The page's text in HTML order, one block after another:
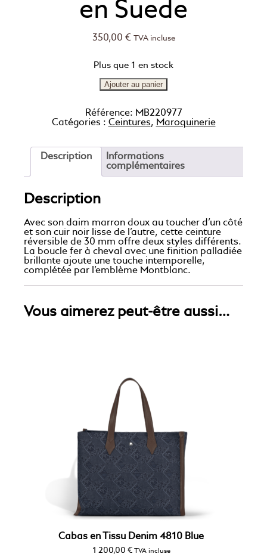
en Suede
350,00 € TVA incluse
Plus que 1 en stock
Ajouter au panier
Référence: MB220977
Catégories : Ceintures, Maroquinerie
Description
Informations
complémentaires
Description
Avec son daim marron doux au toucher d’un côté
et son cuir noir lisse de l’autre, cette ceinture
réversible de 30 mm offre deux styles différents.
La boucle fer à cheval avec une finition palladiée
brillante ajoute une touche intemporelle,
complétée par l’emblème Montblanc.
Vous aimerez peut-être aussi…
Cabas en Tissu Denim 4810 Blue
1 200,00 € TVA incluse